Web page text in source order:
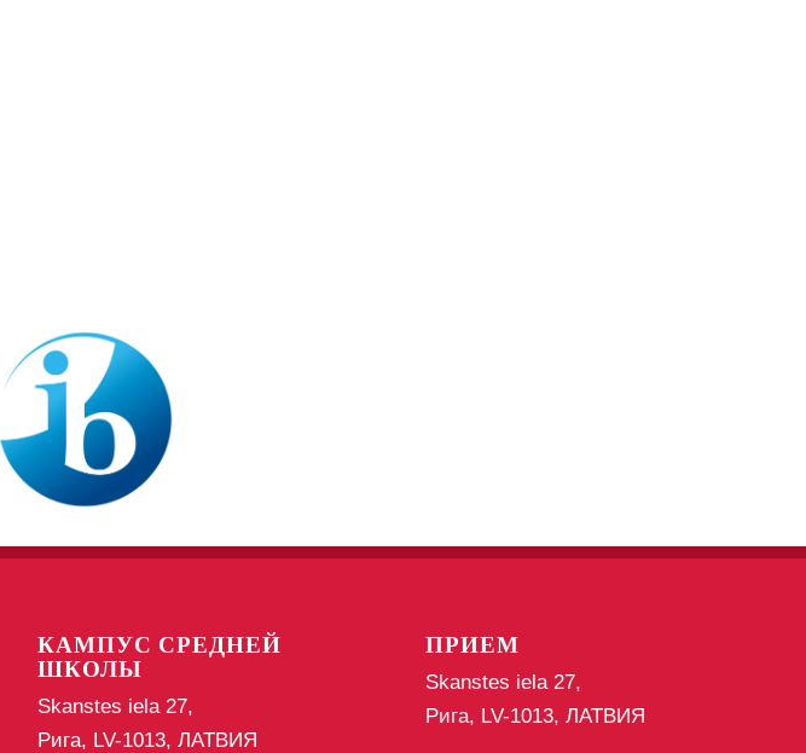
КАМПУС СРЕДНЕЙ
ШКОЛЫ
Skanstes iela 27,
Рига, LV-1013, ЛАТВИЯ
ПРИЕМ
Skanstes iela 27,
Рига, LV-1013, ЛАТВИЯ